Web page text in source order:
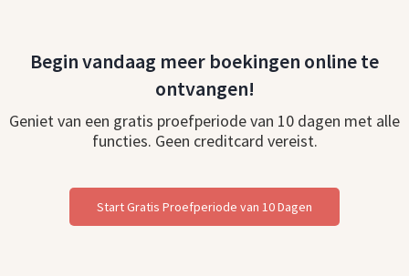
Begin vandaag meer boekingen online te
ontvangen!
Geniet van een gratis proefperiode van 10 dagen met alle
functies. Geen creditcard vereist.
Start Gratis Proefperiode van 10 Dagen